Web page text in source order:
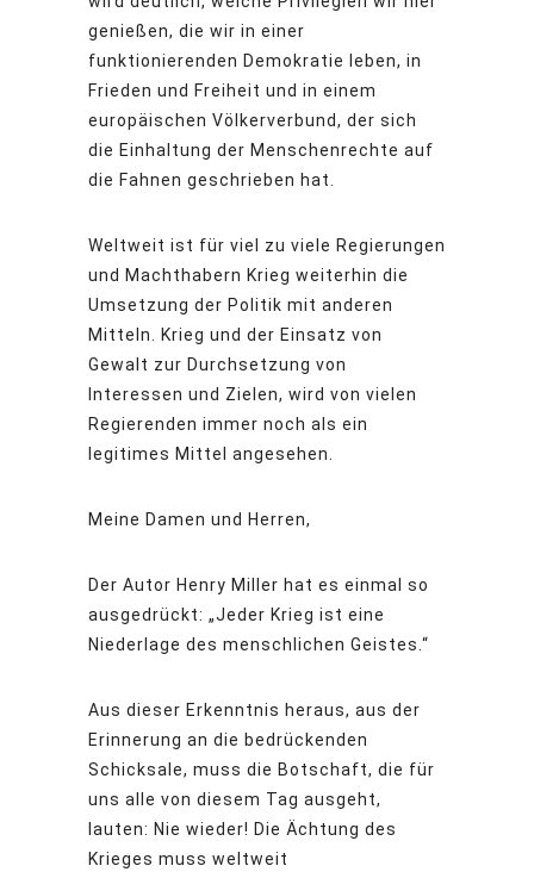
genießen, die wir in einer
funktionierenden Demokratie leben, in
Frieden und Freiheit und in einem
europäischen Völkerverbund, der sich
die Einhaltung der Menschenrechte auf
die Fahnen geschrieben hat.
Weltweit ist für viel zu viele Regierungen
und Machthabern Krieg weiterhin die
Umsetzung der Politik mit anderen
Mitteln. Krieg und der Einsatz von
Gewalt zur Durchsetzung von
Interessen und Zielen, wird von vielen
Regierenden immer noch als ein
legitimes Mittel angesehen.
Meine Damen und Herren,
Der Autor Henry Miller hat es einmal so
ausgedrückt: „Jeder Krieg ist eine
Niederlage des menschlichen Geistes.“
Aus dieser Erkenntnis heraus, aus der
Erinnerung an die bedrückenden
Schicksale, muss die Botschaft, die für
uns alle von diesem Tag ausgeht,
lauten: Nie wieder! Die Ächtung des
Krieges muss weltweit